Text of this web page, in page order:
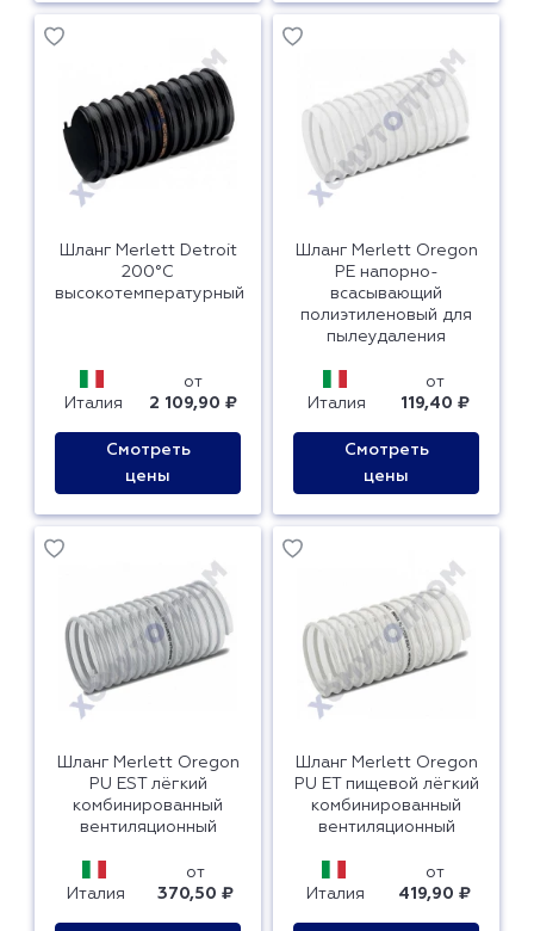
Шланг Merlett Detroit
200°С
высокотемпературный
Италия
от
2 109,90 ₽
Смотреть
цены
Шланг Merlett Oregon
PE напорно-
всасывающий
полиэтиленовый для
пылеудаления
Италия
от
119,40 ₽
Смотреть
цены
Шланг Merlett Oregon
PU EST лёгкий
комбинированный
вентиляционный
Италия
от
370,50 ₽
Шланг Merlett Oregon
PU ET пищевой лёгкий
комбинированный
вентиляционный
Италия
от
419,90 ₽